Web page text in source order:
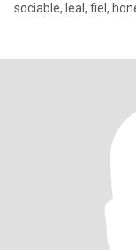
sociable, leal, fiel,